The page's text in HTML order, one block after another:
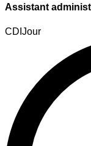
Assistant
CDI Jour